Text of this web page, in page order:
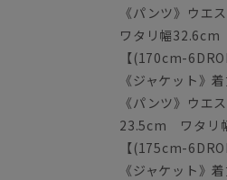
《パンツ》ウ
ワタリ幅
【(170cm-
《ジャケット
《パンツ》ウ
23.5cm ワタリ
【(175cm-
《ジャケット